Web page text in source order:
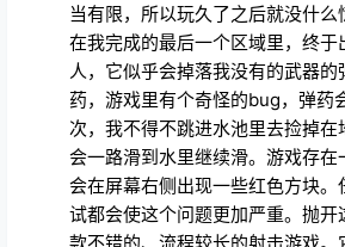
会一路滑到水里继续滑。游戏存在
会在屏幕右侧出现一些红色方块。
试都会使这个问题更加严重。抛
款不错的、流程较长的射击游戏。
乏一些改进和完善，但作为一款独
然相当丰富。如果你喜欢这类游戏
陷时，你会带着些许遗憾继续玩下
足以让你放弃它。